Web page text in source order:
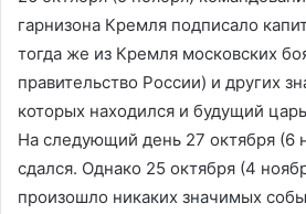
гарнизона Кремля подписало
тогда же из Кремля московских
правительство России) и других
которых находился и будущий
На следующий день 27 октября (6
сдался. Однако 25 октября (4
произошло никаких значимых